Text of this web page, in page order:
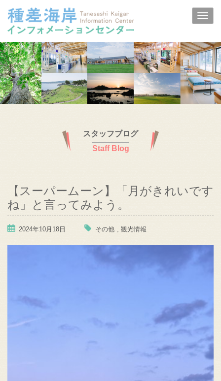
スタッフブログ
Staff Blog
【スーパームーン】「月がきれいです
ね」と言ってみよう。
2024年10月18日 その他 , 観光情報